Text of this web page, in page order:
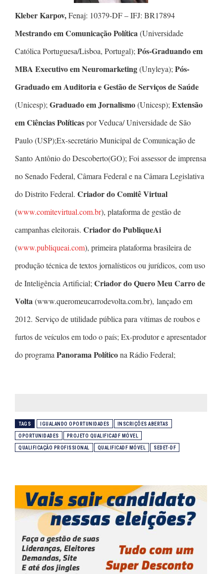
Kleber Karpov,Fenaj: 10379-DF – IFJ: BR17894
Mestrando em Comunicação Política(Universidade
Católica Portuguesa/Lisboa, Portugal); Pós-Graduando em
MBA Executivo em Neuromarketing(Unyleya); Pós-
Graduado em Auditoria e Gestão de Serviços de Saúde
(Unicesp); Graduado em Jornalismo(Unicesp); Extensão
em Ciências Políticaspor Veduca/ Universidade de São
Paulo (USP);Ex-secretário Municipal de Comunicação de
Santo Antônio do Descoberto(GO); Foi assessor de imprensa
no Senado Federal, Câmara Federal e na Câmara Legislativa
do Distrito Federal. Criador do Comitê Virtual
(www.comitevirtual.com.br), plataforma de gestão de
campanhas eleitorais. Criador do PubliqueAi
(www.publiqueai.com), primeira plataforma brasileira de
produção técnica de textos jornalísticos ou jurídicos, com uso
de Inteligência Artificial; Criador do Quero Meu Carro de
Volta(www.queromeucarrodevolta.com.br), lançado em
2012. Serviço de utilidade pública para vítimas de roubos e
furtos de veículos em todo o país; Ex-produtor e apresentador
do programa Panorama Políticona Rádio Federal;
TAGS IGUALANDO OPORTUNIDADES INSCRIÇÕES ABERTAS
OPORTUNIDADES PROJETO QUALIFICADF MÓVEL
QUALIFICAÇÃO PROFISSIONAL QUALIFICADF MÓVEL SEDET-DF